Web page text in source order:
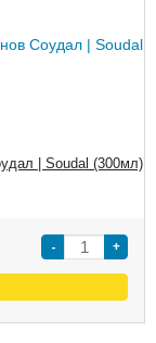
| Soudal (300мл)
- +